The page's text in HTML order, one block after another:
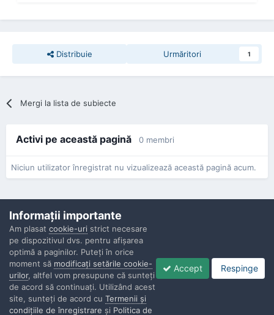
Distribuie Urmăritori 1
Mergi la lista de subiecte
Activi pe această pagină 0 membri
Niciun utilizator înregistrat nu vizualizează această pagină acum.
Confidenţialitate Contactaţi-ne
Copyright © Politisti.ro, 2010 - 2026
Powered by Invision Community
Informaţii importante
Am plasat cookie-uri strict necesare
pe dispozitivul dvs. pentru afişarea
optimă a paginilor. Puteţi în orice
moment să modificaţi setările cookie-
urilor, altfel vom presupune că sunteţi
de acord să continuaţi. Utilizând acest
site, sunteţi de acord cu Termenii şi
condiţiile de înregistrare şi Politica de
Accept Respinge